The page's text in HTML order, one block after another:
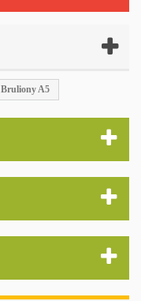
Bruliony A5